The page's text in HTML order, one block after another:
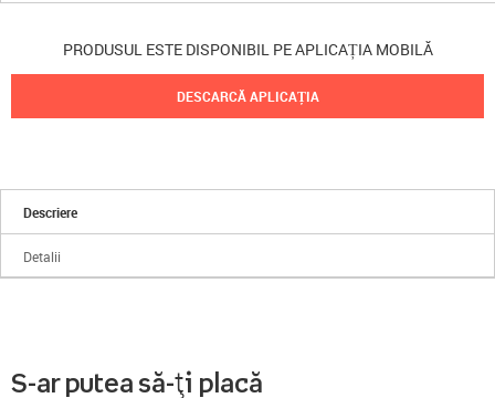
PRODUSUL ESTE DISPONIBIL PE APLICAȚIA MOBILĂ
DESCARCĂ APLICAȚIA
Descriere
Detalii
S-ar putea să-ți placă